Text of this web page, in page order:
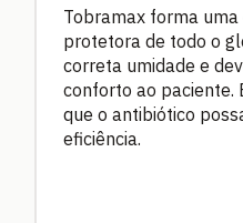
Tobramax forma
protetora de todo o
correta umidade e
conforto ao
que o antibiótico
eficiência.